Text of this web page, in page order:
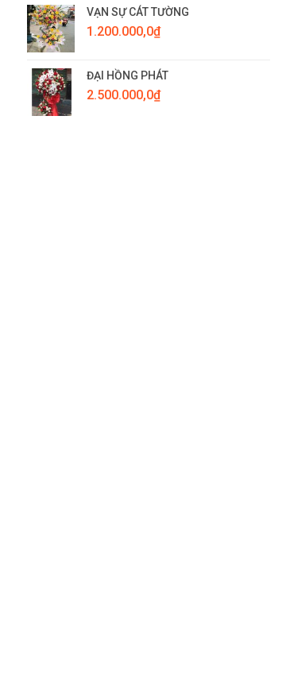
1.200.000,0₫.
VẠN SỰ CÁT TƯỜNG
1.200.000,0₫
ĐẠI HỒNG PHÁT
2.500.000,0₫